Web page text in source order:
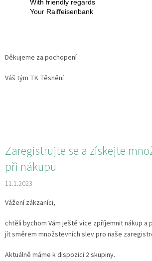
With friendly regards
Your Raiffeisenbank
Děkujeme za pochopení
Váš tým TK Těsnění
Zaregistrujte se a získejte
při nákupu
11.1.2023
Vážení zákzaníci,
chtěli bychom Vám ještě více zpříjemnit nákup a
jít směrem množstevních slev pro naše
Aktuálně máme k dispozici 2 skupiny.